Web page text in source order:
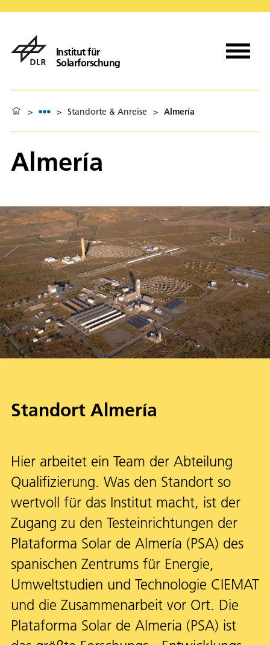
Institut für
Solarforschung
> > Standorte & Anreise > Almería
Almería
Standort Almería
Hier arbeitet ein Team der Abteilung
Qualifizierung. Was den Standort so
wertvoll für das Institut macht, ist der
Zugang zu den Testeinrichtungen der
Plataforma Solar de Almería (PSA) des
spanischen Zentrums für Energie,
Umweltstudien und Technologie CIEMAT
und die Zusammenarbeit vor Ort. Die
Plataforma Solar de Almeria (PSA) ist